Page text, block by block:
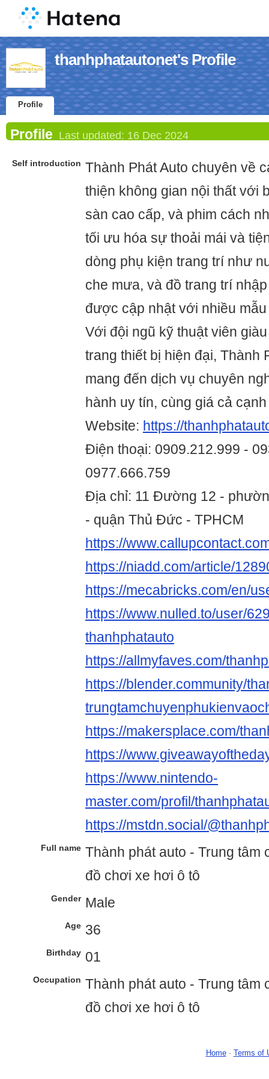
thanhphatautonet's Profile
Profile
Profile Last updated: 16 Dec 2024
Self introduction Thành Phát Auto chuyên về
thiện không gian nội thất với
sàn cao cấp, và phim cách
tối ưu hóa sự thoải mái và
dòng phụ kiện trang trí như
che mưa, và đồ trang trí
được cập nhật với nhiều
Với đội ngũ kỹ thuật viên
trang thiết bị hiện đại, Thành
mang đến dịch vụ chuyên
hành uy tín, cùng giá cả
Website: https://
Điện thoại: 0909.212.999 -
0977.666.759
Địa chỉ: 11 Đường 12 -
- quận Thủ Đức - TPHCM
https://
https://niadd.com/article/
https://mecabricks.com/en/
https://www.nulled.to/user/
thanhphatauto
https://allmyfaves.com/
https://blender.community/
https://makersplace.com/
https://
https://www.nintendo-
master.com/profil/
https://mstdn.social/
Full name Thành phát auto - Trung tâm
đồ chơi xe hơi ô tô
Gender Male
Age 36
Birthday 01
Occupation Thành phát auto - Trung tâm
đồ chơi xe hơi ô tô
Home- Terms of